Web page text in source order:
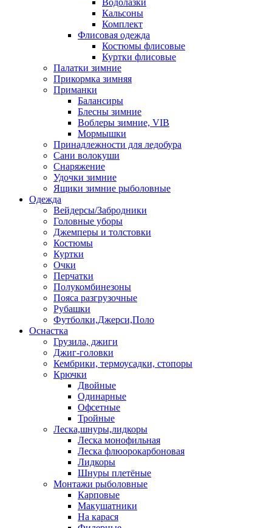
Водолазки
Кальсоны
Комплект
Флисовая одежда
Костюмы флисовые
Куртки флисовые
Палатки зимние
Прикормка зимняя
Приманки
Балансиры
Блесны зимние
Воблеры зимние, VIB
Мормышки
Принадлежности для ледобура
Сани волокуши
Снаряжение
Удочки зимние
Ящики зимние рыболовные
Одежда
Вейдерсы/Забродники
Головные уборы
Джемперы и толстовки
Костюмы
Куртки
Очки
Перчатки
Полукомбинезоны
Пояса разгрузочные
Рубашки
Футболки,Джерси,Поло
Оснастка
Грузила, джиги
Джиг-головки
Кембрики, термоусадки, стопоры
Крючки
Двойные
Одинарные
Офсетные
Тройные
Леска,шнуры,лидкоры
Леска монофильная
Леска флюорокарбоновая
Лидкоры
Шнуры плетёные
Монтажи рыболовные
Карповые
Макушатники
На карася